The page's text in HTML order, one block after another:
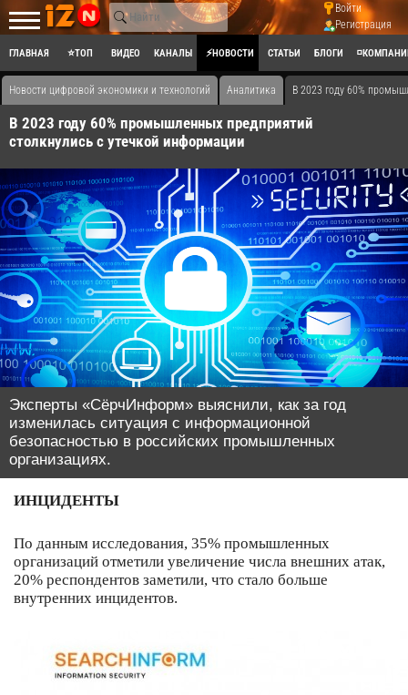
Войти
Регистрация
ГЛАВНАЯ ⭐ТОП ВИДЕО КАНАЛЫ ⚡НОВОСТИ СТАТЬИ БЛОГИ
Новости цифровой экономики и технологий Аналитика В 2023 году 60%
В 2023 году 60% промышленных предприятий
столкнулись с утечкой информации
Эксперты «СёрчИнформ» выяснили, как за год
изменилась ситуация с информационной
безопасностью в российских промышленных
организациях.
ИНЦИДЕНТЫ
По данным исследования, 35% промышленных
организаций отметили увеличение числа внешних атак,
20% респондентов заметили, что стало больше
внутренних инцидентов.